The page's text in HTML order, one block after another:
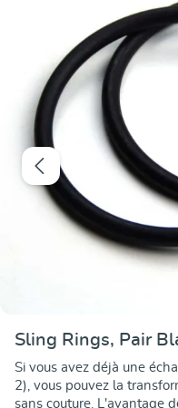
Sling Rings, Pair
Si vous avez déjà une
2), vous pouvez la
sans couture. L'avantage